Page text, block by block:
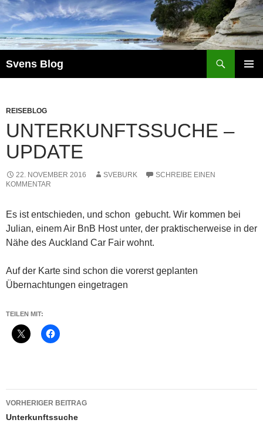
Svens Blog
REISEBLOG
UNTERKUNFTSSUCHE –
UPDATE
22. NOVEMBER 2016 SVEBURK
SCHREIBE EINEN
KOMMENTAR
Es ist entschieden, und schon gebucht. Wir kommen bei
Julian, einem Air BnB Host unter, der praktischerweise in der
Nähe des Auckland Car Fair wohnt.
Auf der Karte sind schon die vorerst geplanten
Übernachtungen eingetragen
TEILEN MIT:
Beitragsnavigation
VORHERIGER BEITRAG
Unterkunftssuche